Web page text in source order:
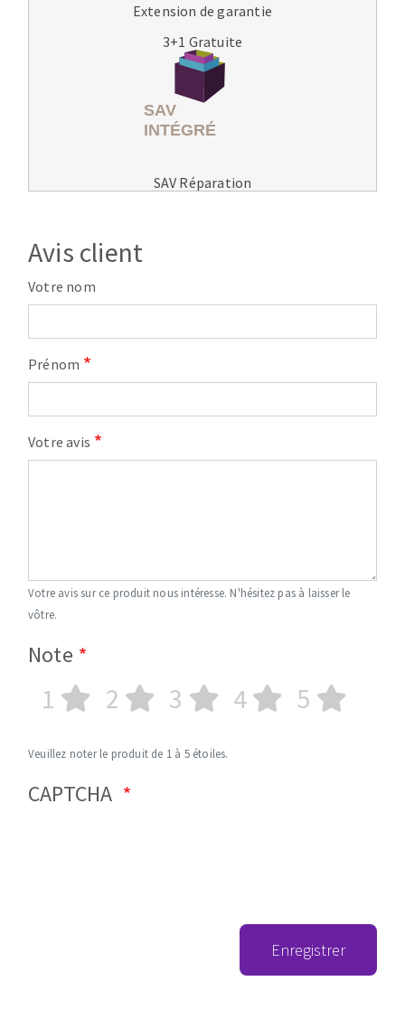
Extension de garantie
3+1 Gratuite
SAV Réparation
Avis client
Votre nom
Prénom
Votre avis
Votre avis sur ce produit nous intéresse. N'hésitez pas à laisser le
vôtre.
Note
1 2 3 4 5
Veuillez noter le produit de 1 à 5 étoiles.
CAPTCHA
Enregistrer